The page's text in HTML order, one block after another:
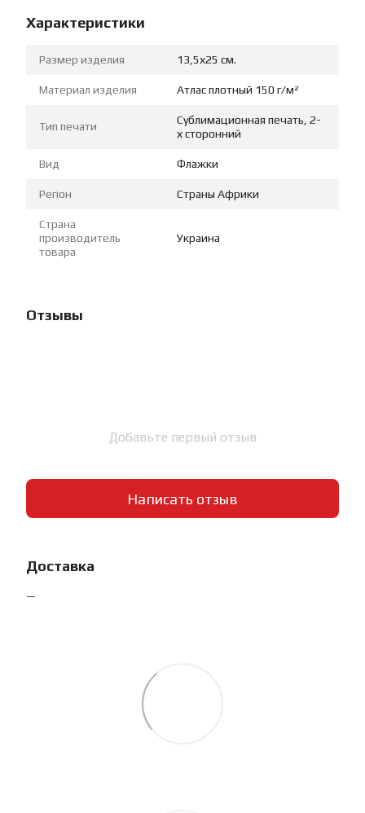
Характеристики
Размер изделия 13,5х25 см.
Материал изделия Атлас плотный 150 г/м²
Тип печати
Сублимационная печать, 2-
х сторонний
Вид Флажки
Регіон Страны Африки
Страна
производитель
товара
Украина
Отзывы
Добавьте первый отзыв
Написать отзыв
Доставка